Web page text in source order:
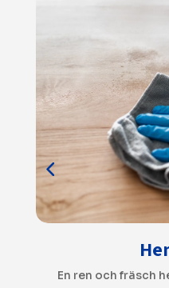
Flytten är